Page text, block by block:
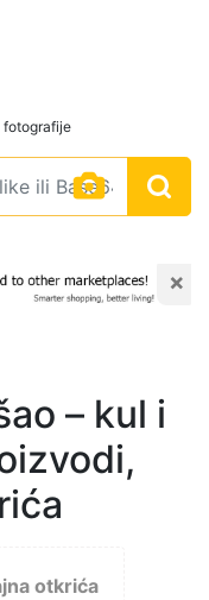
fotografije
×
– kul i
otkrića